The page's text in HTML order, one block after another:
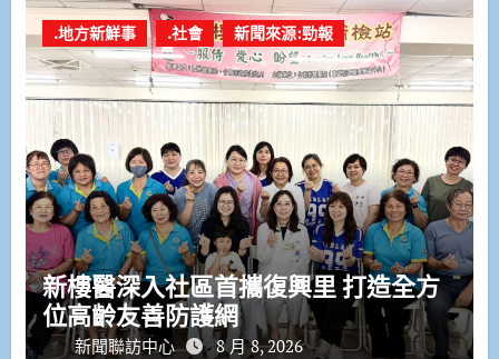
.地方新鮮事 .社會 新聞來源:勁報
新樓醫深入社區首攜復興里 打造全方
位高齡友善防護網
新聞聯訪中心 8 月 8, 2026